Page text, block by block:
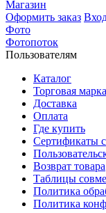
Магазин
Оформить заказ
Фото
Фотопоток
Пользователям
Каталог
Торговая
Доставка
Оплата
Где купить
Сертификаты
Возврат товара
Таблицы
Политика
Политика